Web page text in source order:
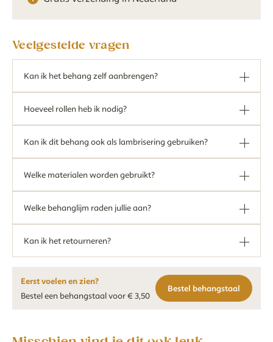
Veelgestelde vragen
Kan ik het behang zelf aanbrengen?
Hoeveel rollen heb ik nodig?
Kan ik dit behang ook als lambrisering gebruiken?
Welke materialen worden gebruikt?
Welke behanglijm raden jullie aan?
Kan ik het retourneren?
Eerst voelen en zien?
Bestel een behangstaal voor € 3,50
Bestel behangstaal